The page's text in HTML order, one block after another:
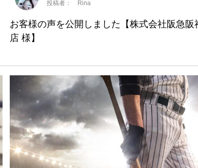
お客様の声を公開しました【株式会社阪急阪
店 様】
投稿者： Rina